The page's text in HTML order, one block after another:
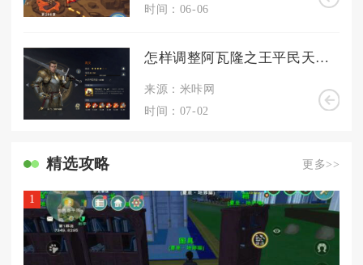
时间：06-06
怎样调整阿瓦隆之王平民天赋的加点方案
来源：米咔网
时间：07-02
精选攻略 更多>>
1